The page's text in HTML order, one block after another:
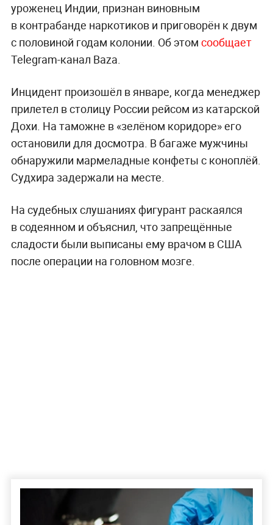
уроженец Индии, признан виновным
в контрабанде наркотиков и приговорён к двум
с половиной годам колонии. Об этом сообщает
Telegram-канал Baza.
Инцидент произошёл в январе, когда менеджер
прилетел в столицу России рейсом из катарской
Дохи. На таможне в «зелёном коридоре» его
остановили для досмотра. В багаже мужчины
обнаружили мармеладные конфеты с коноплёй.
Судхира задержали на месте.
На судебных слушаниях фигурант раскаялся
в содеянном и объяснил, что запрещённые
сладости были выписаны ему врачом в США
после операции на головном мозге.